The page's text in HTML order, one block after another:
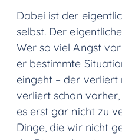
Dabei ist der
selbst. Der
Wer so viel Angst
er bestimmte
eingeht – der verliert
verliert schon
es erst gar nicht zu
Dinge, die wir nicht